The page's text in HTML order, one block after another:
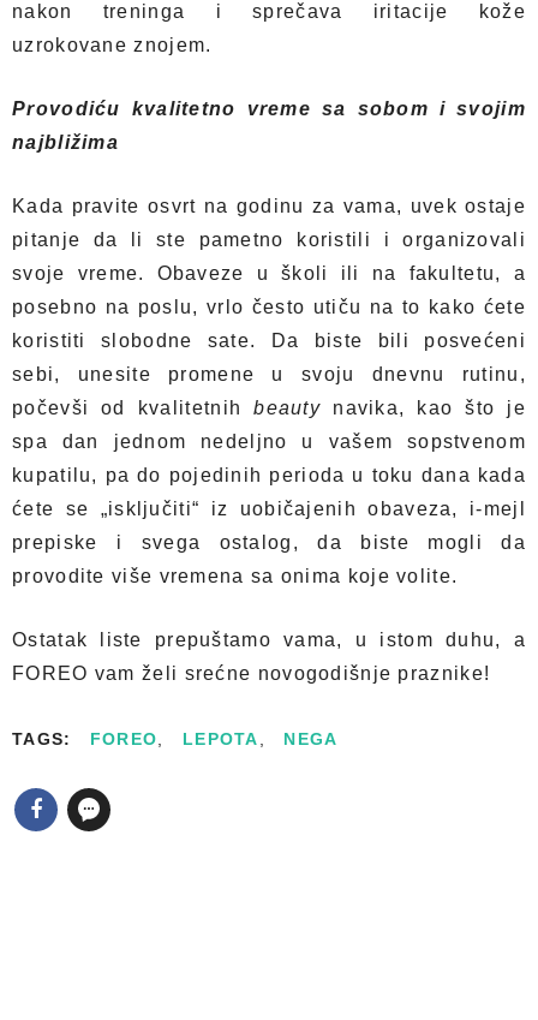
nakon treninga i sprečava iritacije kože
uzrokovane znojem.
Provodiću kvalitetno vreme sa sobom i svojim
najbližima
Kada pravite osvrt na godinu za vama, uvek ostaje
pitanje da li ste pametno koristili i organizovali
svoje vreme. Obaveze u školi ili na fakultetu, a
posebno na poslu, vrlo često utiču na to kako ćete
koristiti slobodne sate. Da biste bili posvećeni
sebi, unesite promene u svoju dnevnu rutinu,
počevši od kvalitetnihbeauty navika, kao što je
spa dan jednom nedeljno u vašem sopstvenom
kupatilu, pa do pojedinih perioda u toku dana kada
ćete se „isključiti“ iz uobičajenih obaveza, i-mejl
prepiske i svega ostalog, da biste mogli da
provodite više vremena sa onima koje volite.
Ostatak liste prepuštamo vama, u istom duhu, a
FOREO vam želi srećne novogodišnje praznike!
TAGS: FOREO, LEPOTA, NEGA